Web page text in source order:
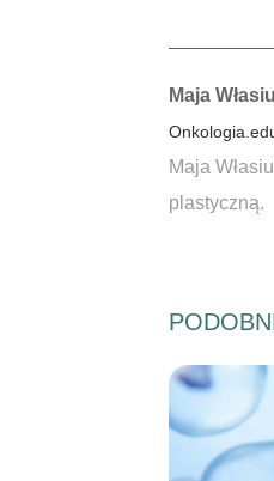
Autorzy:
Maja
Maja
plastyczną.